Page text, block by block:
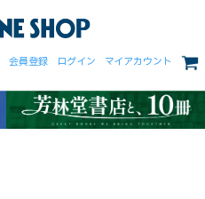
会員登録 ログイン マイアカウント